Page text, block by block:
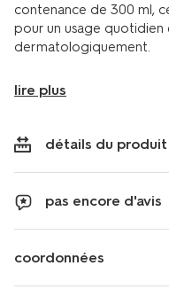
contenance de 300 ml,
pour un usage
dermatologiquement.
lire plus
détails du produit
pas encore d'avis
coordonnées